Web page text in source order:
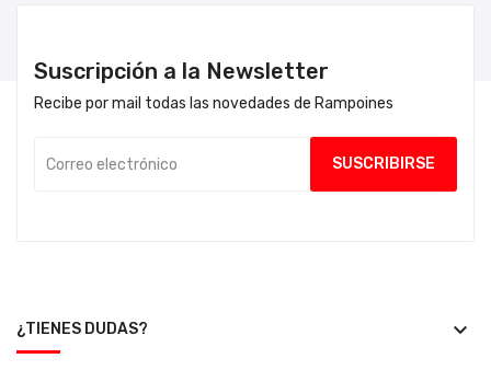
Suscripción a la Newsletter
Recibe por mail todas las novedades de Rampoines
¿TIENES DUDAS? keyboard_arrow_down